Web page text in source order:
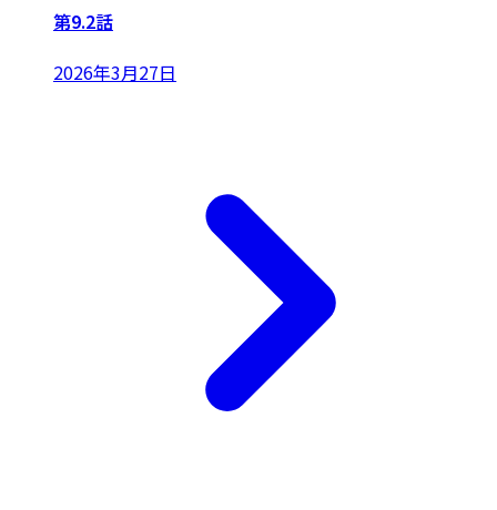
第9.2話
2026年3月27日